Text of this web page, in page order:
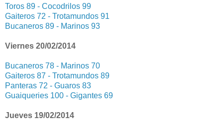
Toros 89 - Cocodrilos 99
Gaiteros 72 - Trotamundos 91
Bucaneros 89 - Marinos 93
Viernes 20/02/2014
Bucaneros 78 - Marinos 70
Gaiteros 87 - Trotamundos 89
Panteras 72 - Guaros 83
Guaiqueries 100 - Gigantes 69
Jueves 19/02/2014